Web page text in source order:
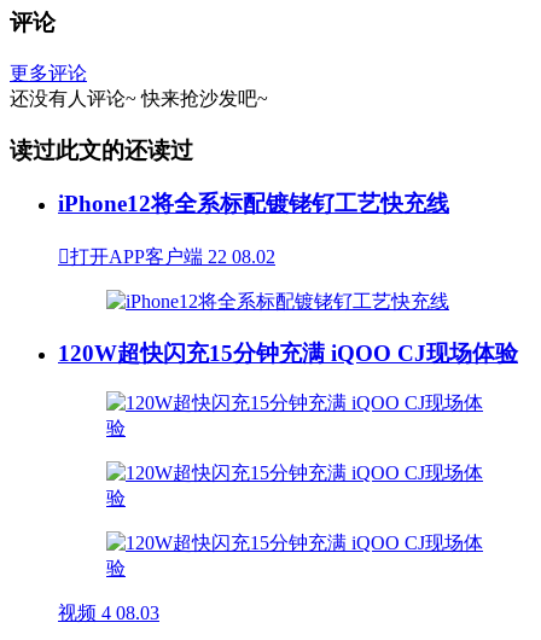
评论
更多评论
还没有人评论~ 快来抢沙发吧~
读过此文的还读过
iPhone12将全系标配镀铑钌工艺快充线
打开APP客户端 22 08.02
120W超快闪充15分钟充满 iQOO CJ现场体验
视频 4 08.03